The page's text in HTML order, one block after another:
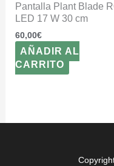
Pantalla Plant Blade
LED 17 W 30 cm
60,00€
AÑADIR AL
CARRITO